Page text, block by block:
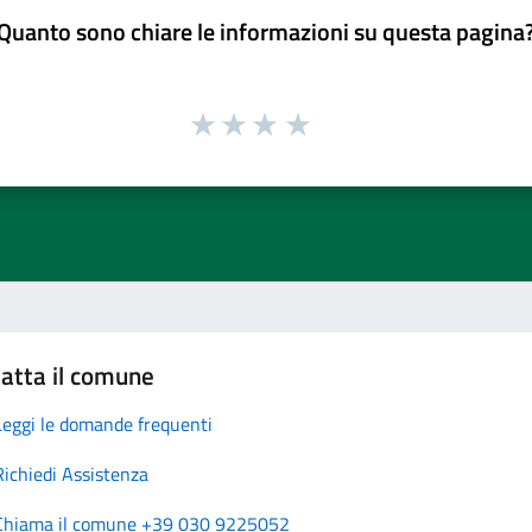
sono chiare le informazioni su questa
il comune
le domande frequenti
Assistenza
il comune +39 030 9225052